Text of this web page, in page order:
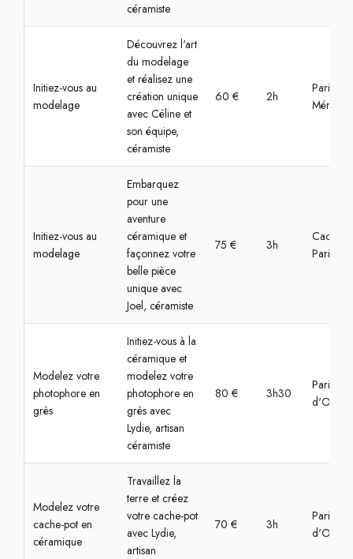
céramiste
Initiez-vous au
modelage
Découvrez l'art
du modelage
et réalisez une
création unique
avec Céline et
son équipe,
céramiste
60 € 2h
Paris,
Initiez-vous au
modelage
Embarquez
pour une
aventure
céramique et
façonnez votre
belle pièce
unique avec
Joel, céramiste
75 € 3h
Cachan,
Paris
Modelez votre
photophore en
grès
Initiez-vous à la
céramique et
modelez votre
photophore en
grès avec
Lydie, artisan
céramiste
80 € 3h30
Paris,
d'Oise
Modelez votre
cache-pot en
céramique
Travaillez la
terre et créez
votre cache-pot
avec Lydie,
artisan
70 € 3h
Paris,
d'Oise